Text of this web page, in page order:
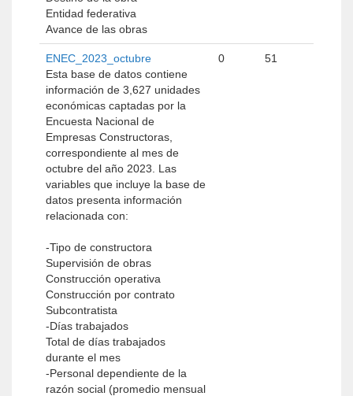
Entidad federativa
Avance de las obras
ENEC_2023_octubre
Esta base de datos contiene
información de 3,627 unidades
económicas captadas por la
Encuesta Nacional de
Empresas Constructoras,
correspondiente al mes de
octubre del año 2023. Las
variables que incluye la base de
datos presenta información
relacionada con:
-Tipo de constructora
Supervisión de obras
Construcción operativa
Construcción por contrato
Subcontratista
-Días trabajados
Total de días trabajados
durante el mes
-Personal dependiente de la
razón social (promedio mensual
0 51